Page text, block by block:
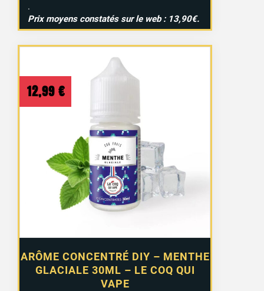
.
Prix moyens constatés sur le web : 13,90€.
ARÔME CONCENTRÉ DIY – MENTHE
GLACIALE 30ML – LE COQ QUI
VAPE
12,99 €